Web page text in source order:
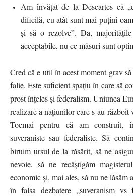
Am învățat de la Descartes că
dificilă, cu atât sunt mai puțini
și să o rezolve”. Da,
acceptabile, nu ce măsuri sunt
Cred că e util în acest moment grav
falie. Este suficient spațiu în care să
prost înțeles și federalism. Uniunea
realizare a națiunilor care s-au
Tocmai pentru că am construit,
suveraniste sau federaliste. Să
biruim ursul de la răsărit, să ne
nevoie, să ne recâștigăm
economic și, mai ales, să nu ne lăsăm
în falsa dezbatere „suveranism vs